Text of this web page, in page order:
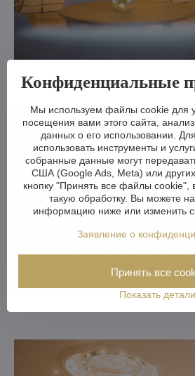
Конфиденциальные
Мы используем файлы cookie для
посещения вами этого сайта,
данных о его использовании.
использовать инструменты и
собранные данные могут
США (Google Ads, Meta) или
кнопку "Принять все файлы cookie",
такую обработку. Вы можете
информацию ниже или изменить
Заявление о
Показать детали
Принять все